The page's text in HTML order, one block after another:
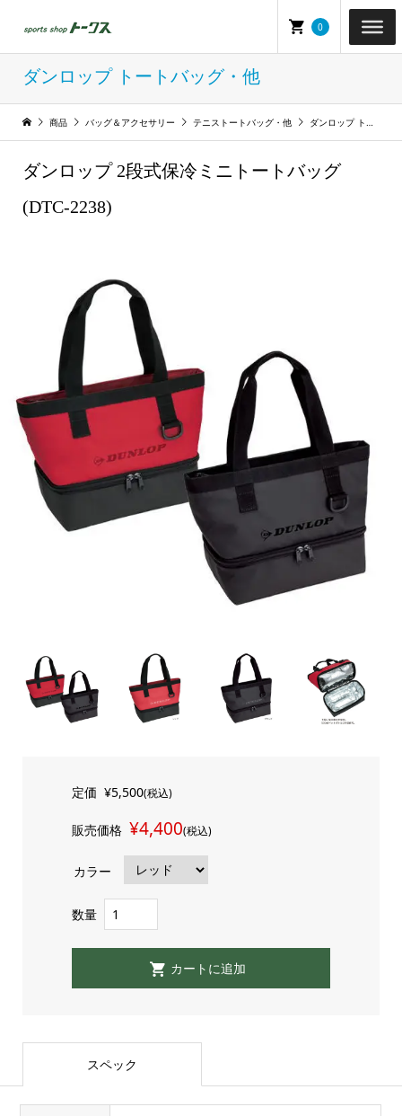
0
ダンロップ トートバッグ・他
商品 バッグ＆アクセサリー テニストートバッグ・他 ダンロップ トートバッグ・他
ダンロップ 2段式保冷ミニトートバッグ
(DTC-2238)
定価 ¥5,500(税込)
販売価格 ¥4,400(税込)
カラー
数量
スペック